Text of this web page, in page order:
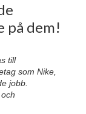
på dem!
till
som Nike,
jobb.